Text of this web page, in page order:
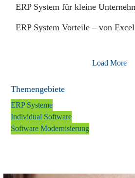
ERP System für kleine
ERP System Vorteile – von
Load More
Themengebiete
ERP Systeme
Individual Software
Software Modernisierung